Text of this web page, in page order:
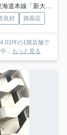
道本線「新大阪」駅 徒歩8分
良好 路面店
坪の1階店舗で
... もっと見る